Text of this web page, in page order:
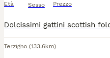
Età Sesso Prezzo
Terzigno (133.6km)